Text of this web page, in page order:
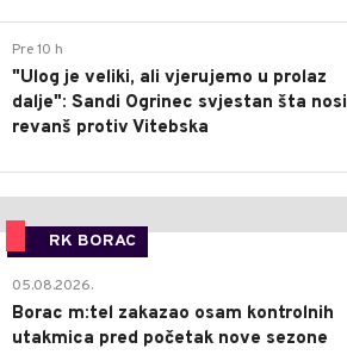
Pre 10 h
"Ulog je veliki, ali vjerujemo u prolaz
dalje": Sandi Ogrinec svjestan šta nosi
revanš protiv Vitebska
RK BORAC
05.08.2026.
Borac m:tel zakazao osam kontrolnih
utakmica pred početak nove sezone